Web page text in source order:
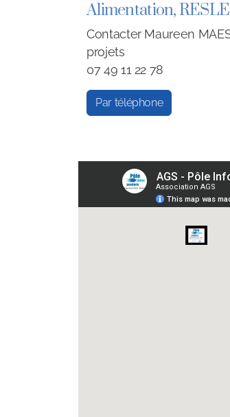
Alimentation,
Contacter Maureen
projets
07 49 11 22 78
Par téléphone